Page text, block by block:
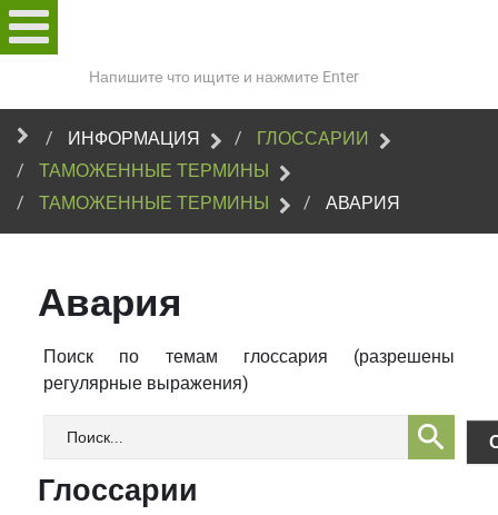
сайту
ИНФОРМАЦИЯ
ГЛОССАРИИ
ТАМОЖЕННЫЕ ТЕРМИНЫ
ТАМОЖЕННЫЕ ТЕРМИНЫ
АВАРИЯ
Авария
Поиск по темам глоссария (разрешены
регулярные выражения)
Глоссарии